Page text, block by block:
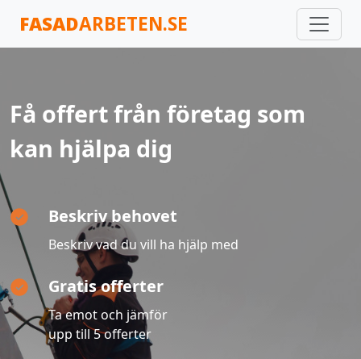
FASADARBETEN.SE
Få offert från företag som
kan hjälpa dig
Beskriv behovet
Beskriv vad du vill ha hjälp med
Gratis offerter
Ta emot och jämför
upp till 5 offerter